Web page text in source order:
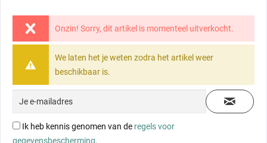
Onzin! Sorry, dit artikel is momenteel uitverkocht.
We laten het je weten zodra het artikel weer
beschikbaar is.
Ik heb kennis genomen van de regels voor
gegevensbescherming.